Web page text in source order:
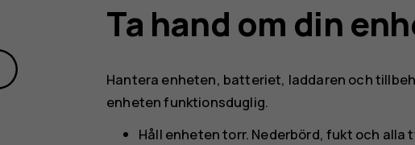
Ta hand om din
Hantera enheten, batteriet, laddaren och
enheten funktionsduglig.
Håll enheten torr. Nederbörd, fukt och alla